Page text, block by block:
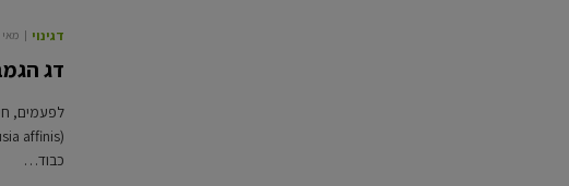
דגי נוי מאי 13, 2025
דג
לפעמים,
כבוד…